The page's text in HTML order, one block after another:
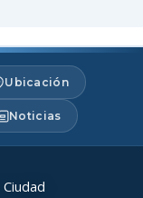
Ubicación
Noticias